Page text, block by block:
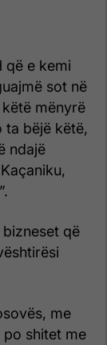
që e kemi
sot në
mënyrë
ta bëjë këtë,
ndajë
që
me
po shitet me